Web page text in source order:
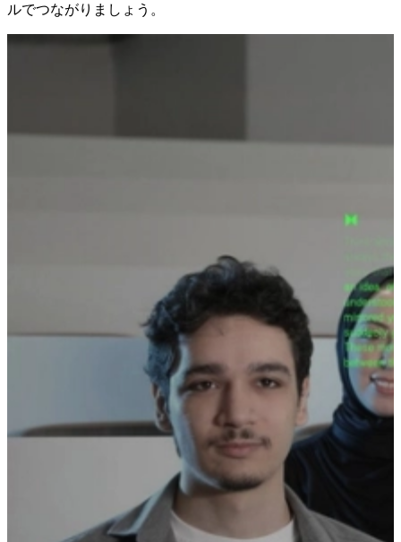
ルでつながりましょう。